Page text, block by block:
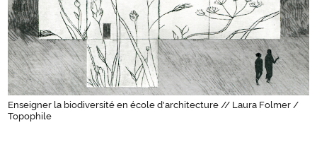
Enseigner la biodiversité en école d'architecture // Laura Folmer /
Topophile